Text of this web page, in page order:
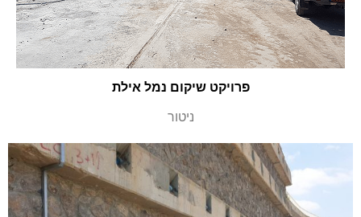
פרויקט שיקום נמל אילת
ניטור